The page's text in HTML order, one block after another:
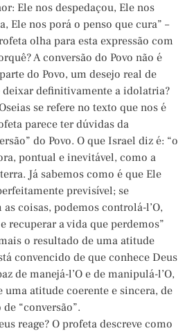
Ele nos despedaçou, Ele nos
Ele nos porá o penso que cura” –
olha para esta expressão com
A conversão do Povo não é
do Povo, um desejo real de
deixar definitivamente a idolatria?
se refere no texto que nos é
parece ter dúvidas da
do Povo. O que Israel diz é: “o
pontual e inevitável, como a
Já sabemos como é que Ele
previsível; se
coisas, podemos controlá-l’O,
recuperar a vida que perdemos”
o resultado de uma atitude
convencido de que conhece Deus
de manejá-l’O e de manipulá-l’O,
uma atitude coerente e sincera, de
“conversão”.
reage? O profeta descreve como